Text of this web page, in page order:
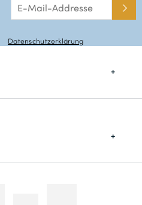
Datenschutzerklärung